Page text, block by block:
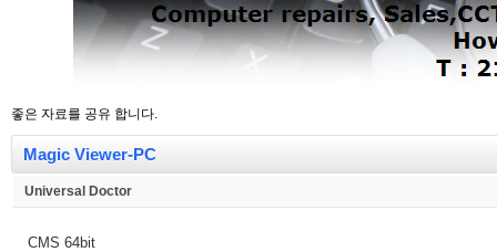
좋은 자료를 공유 합니다.
Magic Viewer-PC
Universal Doctor
CMS 64bit